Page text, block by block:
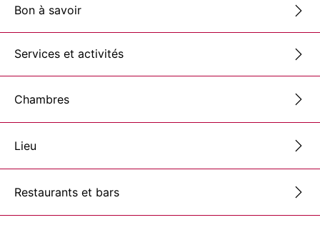
Bon à savoir
Services et activités
Chambres
Lieu
Restaurants et bars